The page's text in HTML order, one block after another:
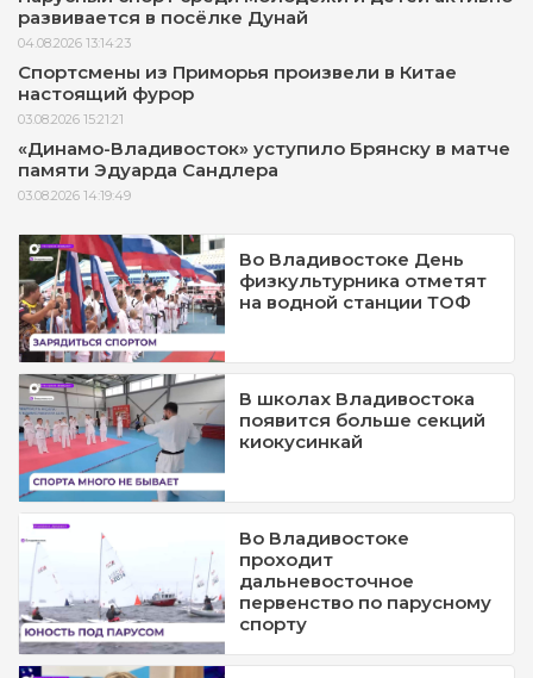
развивается в посёлке Дунай
04.08.2026 13:14:23
Спортсмены из Приморья произвели в Китае
настоящий фурор
03.08.2026 15:21:21
«Динамо-Владивосток» уступило Брянску в матче
памяти Эдуарда Сандлера
03.08.2026 14:19:49
Во Владивостоке День
физкультурника отметят
на водной станции ТОФ
В школах Владивостока
появится больше секций
киокусинкай
Во Владивостоке
проходит
дальневосточное
первенство по парусному
спорту